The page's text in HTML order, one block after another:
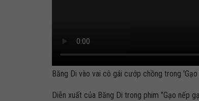
Băng Di vào vai cô gái cướp chồng trong
Diễn xuất của Băng Di trong phim "Gạo nếp